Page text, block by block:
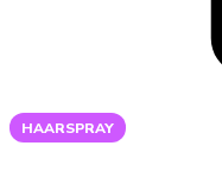
HAARSPRAY